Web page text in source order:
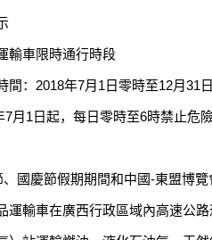
車限時通行時段
：2018年7月1日零時至12月31
1日起，每日零時至6時禁止危
慶節假期期間和中國-東盟博覽
運輸車在廣西行政區域內高速公